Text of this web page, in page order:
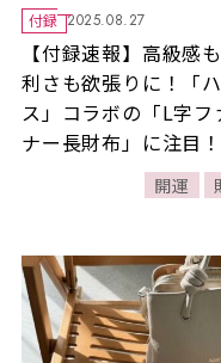
付録 2025.08.27
【付録速報】高級感
利さも欲張りに！「
ス」コラボの「L字フ
ナー長財布」に注目
布をおろすのにぴっ
の開運日もチェック！
月号付録】
開運